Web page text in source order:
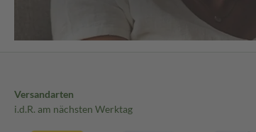
Versandarten
i.d.R. am nächsten Werktag